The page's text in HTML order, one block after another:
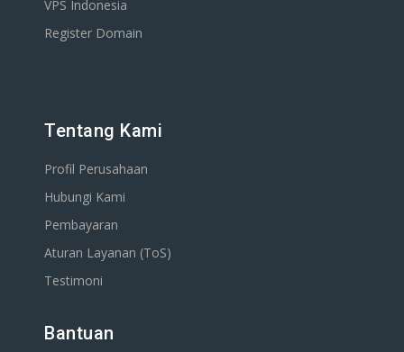
VPS Indonesia
Register Domain
Tentang Kami
Profil Perusahaan
Hubungi Kami
Pembayaran
Aturan Layanan (ToS)
Testimoni
Bantuan